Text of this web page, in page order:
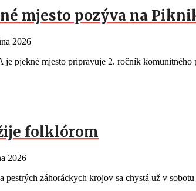
mjesto pozýva na
2026
pjekné mjesto pripravuje 2. ročník komunitného
folklórom
2026
pestrých záhoráckych krojov sa chystá už v